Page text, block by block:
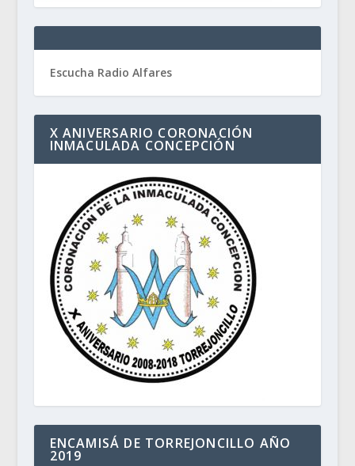
Escucha Radio Alfares
X ANIVERSARIO CORONACIÓN
INMACULADA CONCEPCIÓN
ENCAMISÁ DE TORREJONCILLO AÑO
2019